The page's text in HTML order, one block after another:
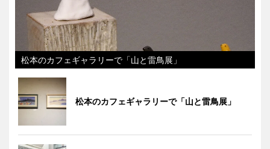
松本のカフェギャラリーで「山と雷鳥展」
松本のカフェギャラリーで「山と雷鳥展」